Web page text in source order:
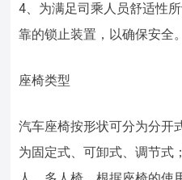
4、为满足司乘人员舒适性
靠的锁止装置，以确保安全。
座椅类型
汽车座椅按形状可分为分开
为固定式、可卸式、调节式